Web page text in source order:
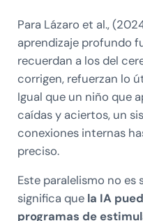
Para Lázaro et al.,
aprendizaje profundo
recuerdan a los del
corrigen, refuerzan lo
Igual que un niño que
caídas y aciertos, un
conexiones internas
preciso.
Este paralelismo no
significa que la IA
programas de